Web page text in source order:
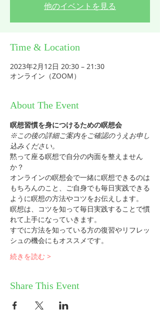
他のイベントを見る
Time & Location
2023年2月12日 20:30 – 21:30
オンライン（ZOOM）
About The Event
瞑想習慣を身につけるための瞑想会
※この後の詳細ご案内をご確認のうえお申し
込みください。
黙って座る瞑想で自分の内面を整えません
か？
オンラインの瞑想会で一緒に瞑想できるのは
もちろんのこと、ご自身でも毎日実践できる
ように瞑想の方法やコツをお伝えします。
瞑想は、コツを知って毎日実践することで慣
れて上手になっていきます。
すでに方法を知っている方の復習やリフレッ
シュの機会にもオススメです。
続きを読む >
Share This Event